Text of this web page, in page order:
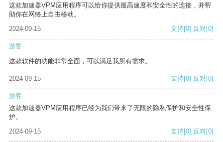
这款加速器VPM应用程序可以给你提供最高速度和安全性的连接，并帮
助你在网络上自由移动。
2024-09-15
支持[0] 反对[0]
游客
这款软件的功能非常全面，可以满足我所有需求。
2024-09-15 支持[0] 反对[0]
游客
这款加速器VPM应用程序已经为我们带来了无限的隐私保护和安全性保
护。
2024-09-15
支持[0] 反对[0]